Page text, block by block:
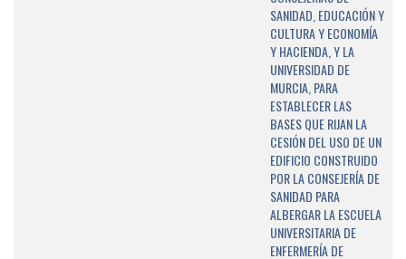
SANIDAD, EDUCACIÓN Y
CULTURA Y ECONOMÍA
Y HACIENDA, Y LA
UNIVERSIDAD DE
MURCIA, PARA
ESTABLECER LAS
BASES QUE RIJAN LA
CESIÓN DEL USO DE UN
EDIFICIO CONSTRUIDO
POR LA CONSEJERÍA DE
SANIDAD PARA
ALBERGAR LA ESCUELA
UNIVERSITARIA DE
ENFERMERÍA DE